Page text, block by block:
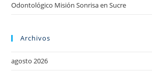
Odontológico Misión Sonrisa en Sucre
Archivos
agosto 2026